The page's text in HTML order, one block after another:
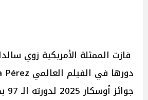
فازت الممثلة الأمريكية زوي
جوائز أوسكار 2025 لدورته الـ 97 بحضور صناع الفن والسينما في هوليوود.